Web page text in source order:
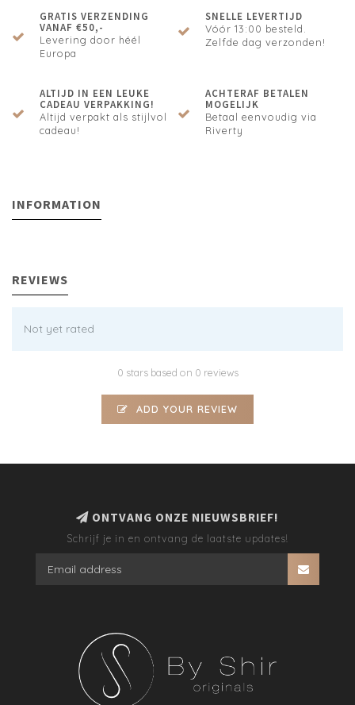
GRATIS VERZENDING
VANAF €50,-
Levering door héél
Europa
SNELLE LEVERTIJD
Vóór 13:00 besteld.
Zelfde dag verzonden!
ALTIJD IN EEN LEUKE
CADEAU VERPAKKING!
Altijd verpakt als stijlvol
cadeau!
ACHTERAF BETALEN
MOGELIJK
Betaal eenvoudig via
Riverty
INFORMATION
REVIEWS
Not yet rated
0 stars based on 0 reviews
ADD YOUR REVIEW
ONTVANG ONZE NIEUWSBRIEF!
Schrijf je in en ontvang de laatste updates!